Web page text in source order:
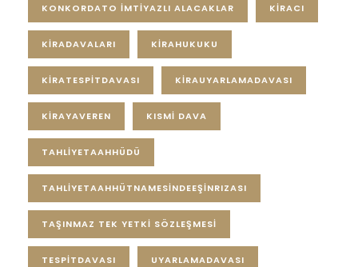
KONKORDATO İMTİYAZLI ALACAKLAR KİRACI
KİRADAVALARI KİRAHUKUKU
KİRATESPİTDAVASI KİRAUYARLAMADAVASI
KİRAYAVEREN KISMI DAVA
TAHLIYETAAHHÜDÜ
TAHLIYETAAHHÜTNAMESINDEEŞINRIZASI
TAŞINMAZ TEK YETKİ SÖZLEŞMESİ
TESPİTDAVASI UYARLAMADAVASI